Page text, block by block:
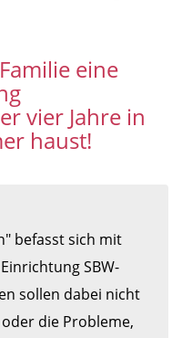
eine
vier Jahre in
haust!
befasst sich mit
SBW-
sollen dabei nicht
die Probleme,